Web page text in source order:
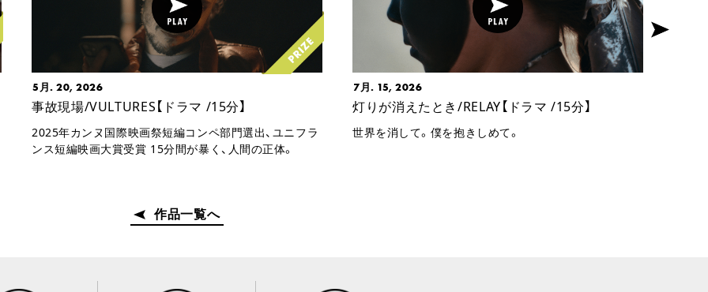
5月. 20, 2026
事故現場/VULTURES【ドラマ /15分】
2025年カンヌ国際映画祭短編コンペ部門選出、ユニフラ
ンス短編映画大賞受賞 15分間が暴く、人間の正体。
7月. 15, 2026
灯りが消えたとき/RELAY【ドラマ /15分】
世界を消して。僕を抱きしめて。
作品一覧へ